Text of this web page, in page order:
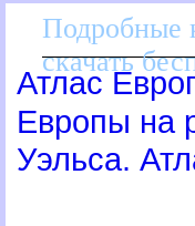
Подробные
скачать
Атлас
Европы на
Уэльса.